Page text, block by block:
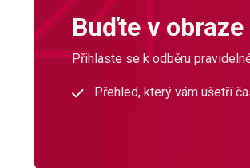
Buďte v
Přihlaste se k odběru
Přehled, který vám ušetří